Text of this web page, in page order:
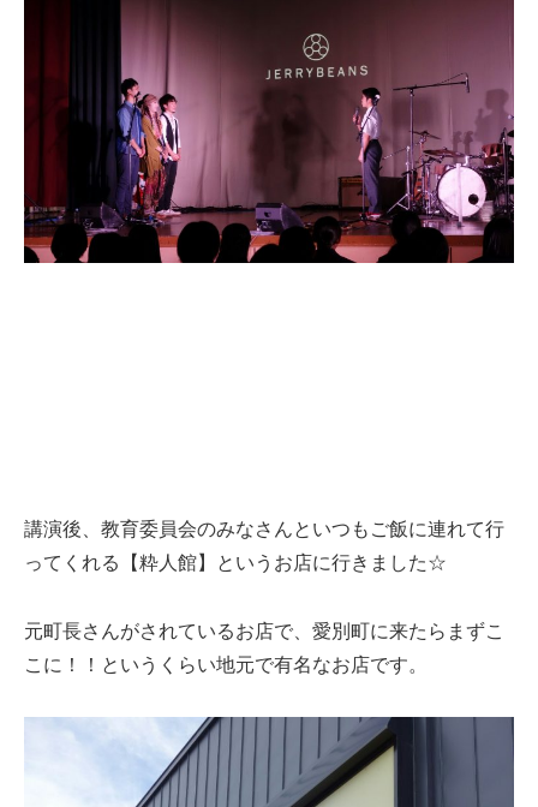
講演後、教育委員会のみなさんといつもご飯に連れて行
ってくれる【粋人館】というお店に行きました☆
元町長さんがされているお店で、愛別町に来たらまずこ
こに！！というくらい地元で有名なお店です。